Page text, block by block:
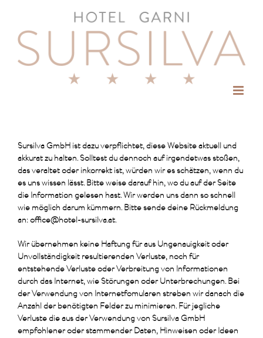
springen
Sursilva GmbH ist dazu verpflichtet, diese Website aktuell und
akkurat zu halten. Solltest du dennoch auf irgendetwas stoßen,
das veraltet oder inkorrekt ist, würden wir es schätzen, wenn du
es uns wissen lässt. Bitte weise darauf hin, wo du auf der Seite
die Information gelesen hast. Wir werden uns dann so schnell
wie möglich darum kümmern. Bitte sende deine Rückmeldung
an: office@hotel-sursilva.at.
Wir übernehmen keine Haftung für aus Ungenauigkeit oder
Unvollständigkeit resultierenden Verluste, noch für
entstehende Verluste oder Verbreitung von Informationen
durch das Internet, wie Störungen oder Unterbrechungen. Bei
der Verwendung von Internetfomularen streben wir danach die
Anzahl der benötigten Felder zu minimieren. Für jegliche
Verluste die aus der Verwendung von Sursilva GmbH
empfohlener oder stammender Daten, Hinweisen oder Ideen